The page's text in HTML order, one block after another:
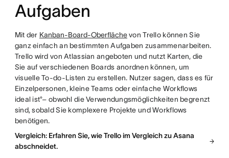
Aufgaben
Mit der Kanban-Board-Oberflächevon Trello können Sie
ganz einfach an bestimmten Aufgaben zusammenarbeiten.
Trello wird von Atlassian angeboten und nutzt Karten, die
Sie auf verschiedenen Boards anordnen können, um
visuelle To-do-Listen zu erstellen. Nutzer sagen, dass es für
Einzelpersonen, kleine Teams oder einfache Workflows
ideal ist°– obwohl die Verwendungsmöglichkeiten begrenzt
sind, sobald Sie komplexere Projekte und Workflows
benötigen.
Vergleich: Erfahren Sie, wie Trello im Vergleich zu Asana
abschneidet.